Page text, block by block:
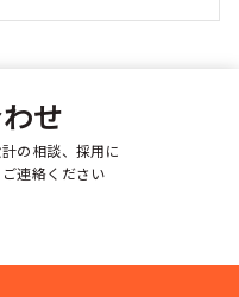
せ
の相談、採用に
連絡ください